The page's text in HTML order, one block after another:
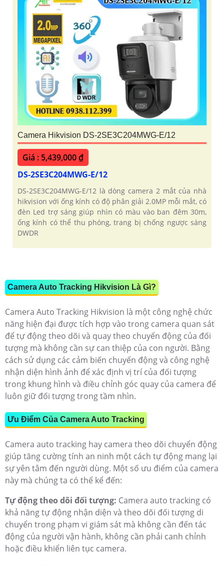
Camera Hikvision DS-2SE3C204MWG-E/12
Giá : 5,439,000 ₫
DS-2SE3C204MWG-E/12
DS-2SE3C204MWG-E/12 là dòng camera 2 mắt của nhà
hikvision với ống kính có độ phân giải 2.0MP mỗi mắt, có
đèn Led trợ sáng giúp nhìn có màu vào ban đêm 30m,
ống kính có thể thu phóng, trang bị chống ngược sáng
DWDR
Camera Auto Tracking Hikvision Là Gì?
Camera Auto Tracking Hikvision là một công nghệ chức
năng hiện đại được tích hợp vào trong camera quan sát
để tự động theo dõi và quay theo chuyển động của đối
tượng mà không cần sự can thiệp của con người. Bằng
cách sử dụng các cảm biến chuyển động và công nghệ
nhận diện hình ảnh để xác định vị trí của đối tượng
trong khung hình và điều chỉnh góc quay của camera để
luôn giữ đối tượng trong tầm nhìn.
Ưu Điểm Của Camera Auto Tracking
Camera auto tracking hay camera theo dõi chuyển động
giúp tăng cường tính an ninh một cách tự động mang lại
sự yên tâm đến người dùng. Một số ưu điểm của camera
này mà chúng ta có thể kể đến:
Tự động theo dõi đối tượng: Camera auto tracking có
khả năng tự động nhận diện và theo dõi đối tượng di
chuyển trong phạm vi giám sát mà không cần đến tác
động của người vận hành, không cần phải canh chỉnh
hoặc điều khiển liên tục camera.